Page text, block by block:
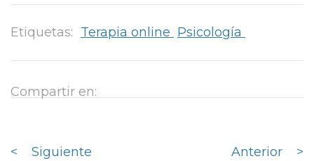
Etiquetas: Terapia online Psicología
Compartir en:
<
Siguiente
Anterior
>